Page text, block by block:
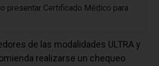
presentar Certificado Médico para
de las modalidades ULTRA y
realizarse un chequeo